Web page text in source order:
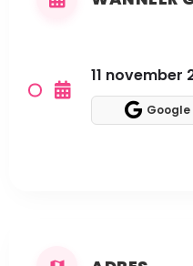
11 november
Google